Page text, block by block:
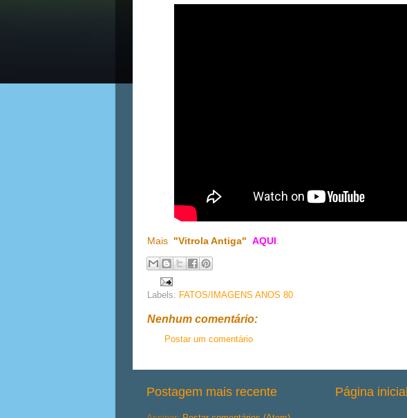
Mais "Vitrola Antiga" AQUI
Labels: FATOS/IMAGENS ANOS 80
Nenhum comentário:
Postar um comentário
Postagem mais recente Página inicial